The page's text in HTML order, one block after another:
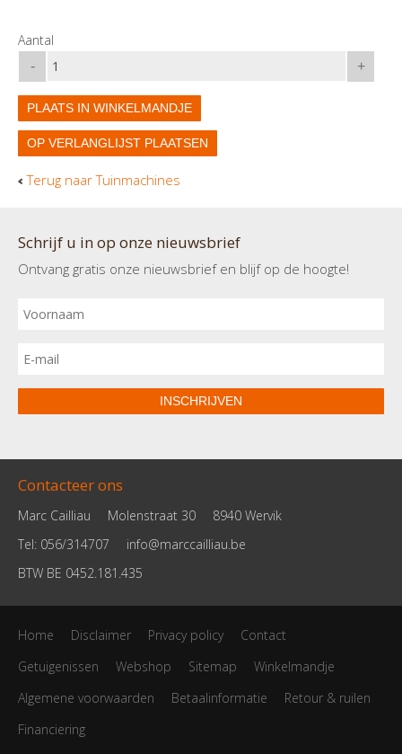
Aantal
- +
PLAATS IN WINKELMANDJE
OP VERLANGLIJST PLAATSEN
Terug naar Tuinmachines
Schrijf u in op onze nieuwsbrief
Ontvang gratis onze nieuwsbrief en blijf op de hoogte!
INSCHRIJVEN
Contacteer ons
Marc Cailliau Molenstraat 30
8940 Wervik
Tel: 056/314707
info@marccailliau.be
BTW BE 0452.181.435
Home Disclaimer Privacy policy
Contact
Getuigenissen
Webshop Sitemap
Winkelmandje
Algemene voorwaarden
Betaalinformatie
Retour & ruilen
Financiering